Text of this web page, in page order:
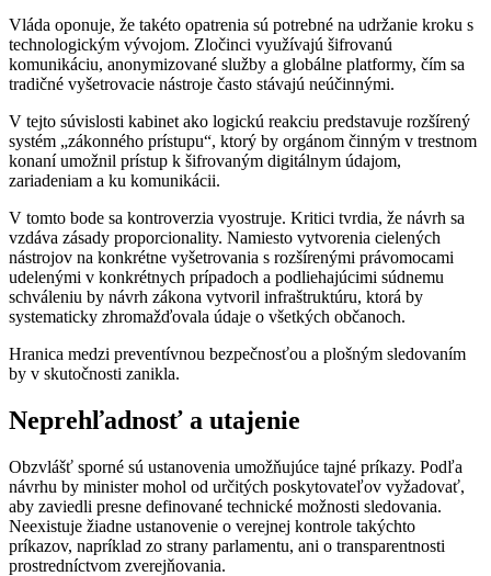
Vláda oponuje, že takéto opatrenia sú potrebné na udržanie kroku s
technologickým vývojom. Zločinci využívajú šifrovanú
komunikáciu, anonymizované služby a globálne platformy, čím sa
tradičné vyšetrovacie nástroje často stávajú neúčinnými.
V tejto súvislosti kabinet ako logickú reakciu predstavuje rozšírený
systém „zákonného prístupu“, ktorý by orgánom činným v trestnom
konaní umožnil prístup k šifrovaným digitálnym údajom,
zariadeniam a ku komunikácii.
V tomto bode sa kontroverzia vyostruje. Kritici tvrdia, že návrh sa
vzdáva zásady proporcionality. Namiesto vytvorenia cielených
nástrojov na konkrétne vyšetrovania s rozšírenými právomocami
udelenými v konkrétnych prípadoch a podliehajúcimi súdnemu
schváleniu by návrh zákona vytvoril infraštruktúru, ktorá by
systematicky zhromažďovala údaje o všetkých občanoch.
Hranica medzi preventívnou bezpečnosťou a plošným sledovaním
by v skutočnosti zanikla.
Neprehľadnosť a utajenie
Obzvlášť sporné sú ustanovenia umožňujúce tajné príkazy. Podľa
návrhu by minister mohol od určitých poskytovateľov vyžadovať,
aby zaviedli presne definované technické možnosti sledovania.
Neexistuje žiadne ustanovenie o verejnej kontrole takýchto
príkazov, napríklad zo strany parlamentu, ani o transparentnosti
prostredníctvom zverejňovania.